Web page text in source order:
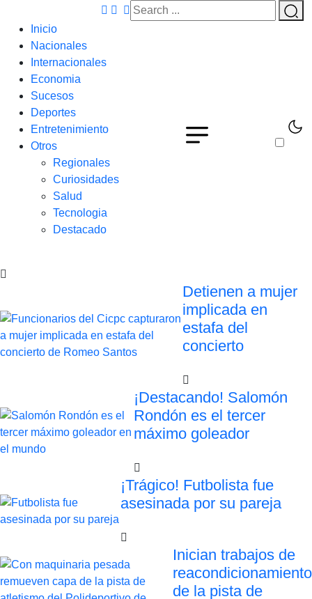
Inicio
Nacionales
Internacionales
Economia
Sucesos
Deportes
Entretenimiento
Otros
Regionales
Curiosidades
Salud
Tecnologia
Destacado
Detienen a mujer
implicada en
estafa del
concierto
¡Destacando! Salomón
Rondón es el tercer
máximo goleador
¡Trágico! Futbolista fue
asesinada por su pareja
Inician trabajos de
reacondicionamiento
de la pista de